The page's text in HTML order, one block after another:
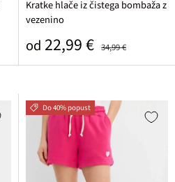
Kratke hlače iz čistega bombaža z
vezenino
Prodajna cena
od 22,99 € 34,99 €
Do 40% popust